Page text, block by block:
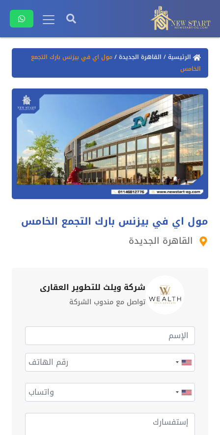
الرئيسية/ القاهرة الجديدة/مول اي في بيزنس بارك التجمع
الخامس
مول اي في بيزنس بارك التجمع الخامس
القاهرة الجديدة
شركة ويلث للتطوير العقاري
تواصل مع مندوب الشركة